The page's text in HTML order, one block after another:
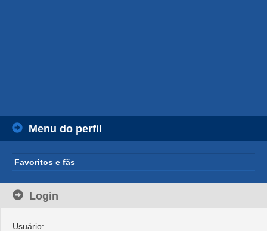
Menu do perfil
Favoritos e fãs
Login
Usuário: